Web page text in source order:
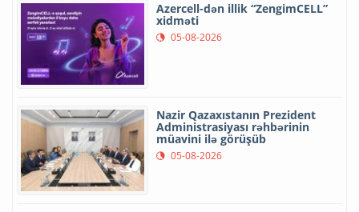
Azercell-dən illik “ZengimCELL”
xidməti
05-08-2026
Nazir Qazaxıstanın Prezident
Administrasiyası rəhbərinin
müavini ilə görüşüb
05-08-2026